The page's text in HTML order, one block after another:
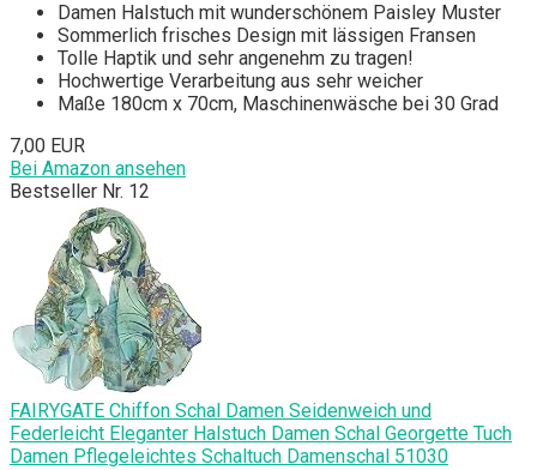
Damen Halstuch mit wunderschönem Paisley Muster
Sommerlich frisches Design mit lässigen Fransen
Tolle Haptik und sehr angenehm zu tragen!
Hochwertige Verarbeitung aus sehr weicher
Maße 180cm x 70cm, Maschinenwäsche bei 30 Grad
7,00 EUR
Bei Amazon ansehen
Bestseller Nr. 12
FAIRYGATE Chiffon Schal Damen Seidenweich und
Federleicht Eleganter Halstuch Damen Schal Georgette Tuch
Damen Pflegeleichtes Schaltuch Damenschal 51030